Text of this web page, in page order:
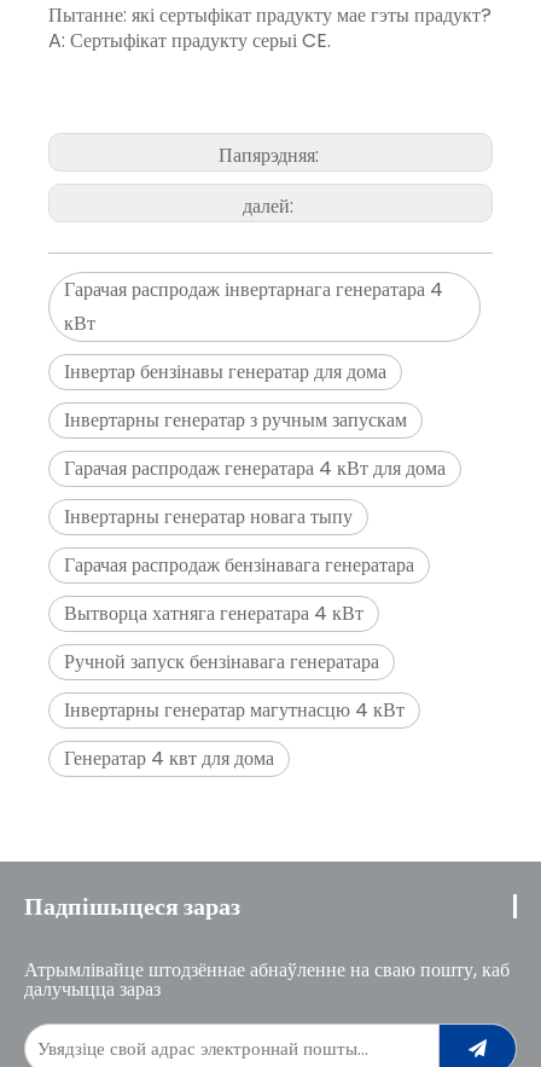
Пытанне: які сертыфікат прадукту мае гэты прадукт?
A: Сертыфікат прадукту серыі CE.
Папярэдняя:
далей:
Гарачая распродаж інвертарнага генератара 4
кВт
Інвертар бензінавы генератар для дома
Інвертарны генератар з ручным запускам
Гарачая распродаж генератара 4 кВт для дома
Інвертарны генератар новага тыпу
Гарачая распродаж бензінавага генератара
Вытворца хатняга генератара 4 кВт
Ручной запуск бензінавага генератара
Інвертарны генератар магутнасцю 4 кВт
Генератар 4 квт для дома
Падпішыцеся зараз
Атрымлівайце штодзённае абнаўленне на сваю пошту, каб
далучыцца зараз